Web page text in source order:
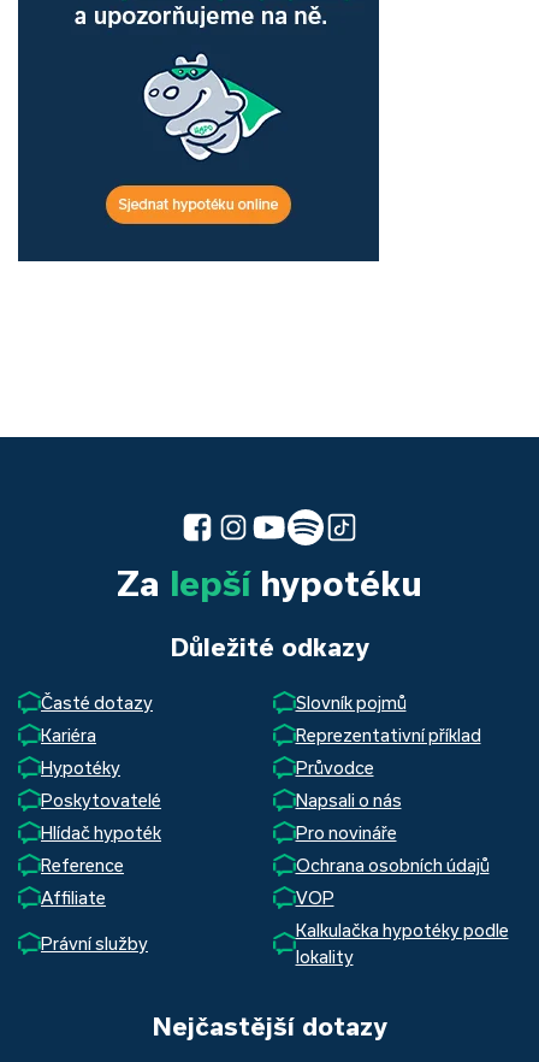
Za lepšíhypotéku
Důležité odkazy
Časté dotazy
Slovník pojmů
Kariéra
Reprezentativní příklad
Hypotéky
Průvodce
Poskytovatelé
Napsali o nás
Hlídač hypoték
Pro novináře
Reference
Ochrana osobních údajů
Affiliate
VOP
Právní služby
Kalkulačka hypotéky podle
lokality
Nejčastější dotazy